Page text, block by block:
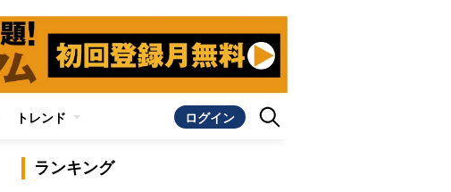
トレンド ログイン
ランキング